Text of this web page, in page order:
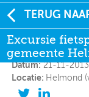
NIEUWS
KENNISBANK
TERUG
Excursie
gemeente
Excursie
(11.30-13.00)
Datum:21-11-
Locatie: Helmond